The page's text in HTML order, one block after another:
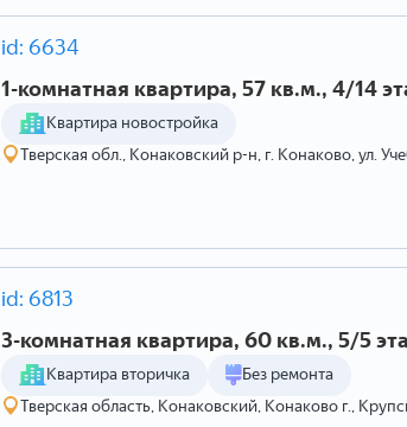
id: 6634
1-комнатная квартира, 57 кв.м., 4/14
Квартира новостройка
Тверская обл., Конаковский р-н, г. Конаково, ул.
id: 6813
3-комнатная квартира, 60 кв.м., 5/5
Квартира вторичка
Без ремонта
Тверская область, Конаковский, Конаково г.,